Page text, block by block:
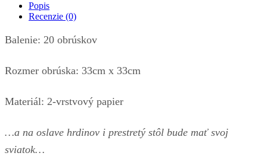
Popis
Recenzie (0)
Balenie: 20 obrúskov
Rozmer obrúska: 33cm x 33cm
Materiál: 2-vrstvový papier
…a na oslave hrdinov i prestretý stôl bude mať svoj
sviatok…